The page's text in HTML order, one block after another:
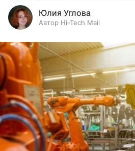
Юлия Углова
Автор Hi-Tech Mail